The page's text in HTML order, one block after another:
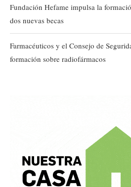
Fundación Hefame impulsa la
dos nuevas becas
Farmacéuticos y el Consejo de
formación sobre radiofármacos